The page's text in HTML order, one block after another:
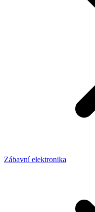
Zábavní elektronika